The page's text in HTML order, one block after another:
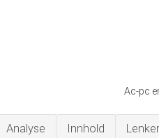
Ac-pc
Analyse Innhold Lenker